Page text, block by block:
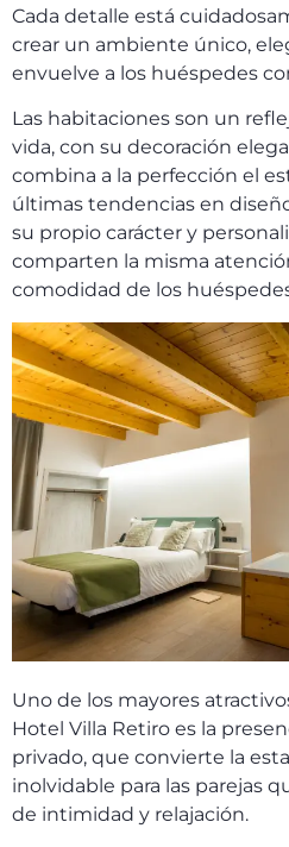
Cada detalle está
crear un ambiente único,
envuelve a los huéspedes
Las habitaciones son un
vida, con su decoración
combina a la perfección el
últimas tendencias en
su propio carácter y
comparten la misma
comodidad de los
Uno de los mayores
Hotel Villa Retiro es la
privado, que convierte la
inolvidable para las parejas
de intimidad y relajación.